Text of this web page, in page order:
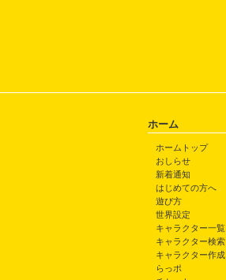
ホーム
ホームトップ
おしらせ
新着通知
はじめての方へ
遊び方
世界設定
キャラクター一覧
キャラクター検索
キャラクター作成
らっポ